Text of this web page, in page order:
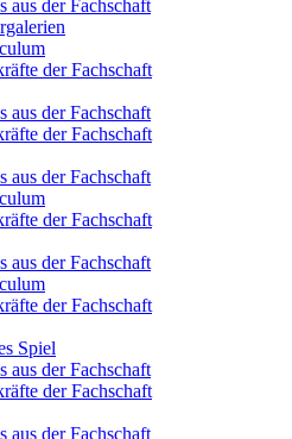
aus der Fachschaft
der Fachschaft
aus der Fachschaft
der Fachschaft
aus der Fachschaft
der Fachschaft
aus der Fachschaft
der Fachschaft
Spiel
aus der Fachschaft
der Fachschaft
aus der Fachschaft